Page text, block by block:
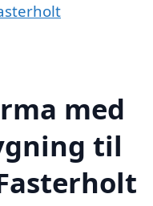
med
til